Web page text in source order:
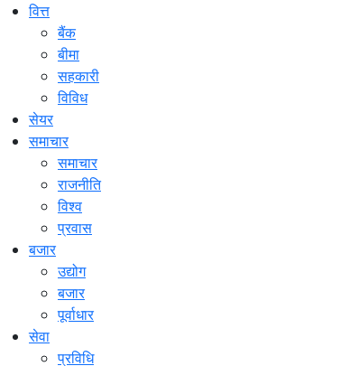
वित्त
बैंक
बीमा
सहकारी
विविध
सेयर
समाचार
समाचार
राजनीति
विश्व
प्रवास
बजार
उद्योग
बजार
पूर्वाधार
सेवा
प्रविधि